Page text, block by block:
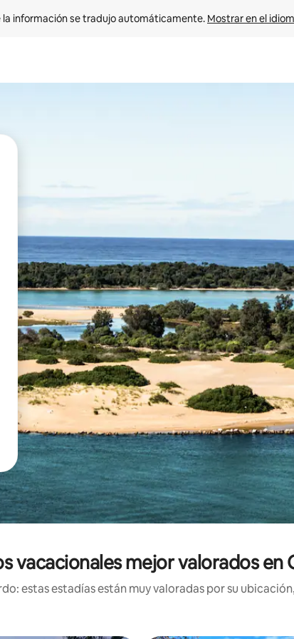
la información se tradujo automáticamente. Mostrar en el
teclas de flecha hacia arriba y hacia abajo o explora con el
vacacionales mejor valorados en
estas estadías están muy valoradas por su